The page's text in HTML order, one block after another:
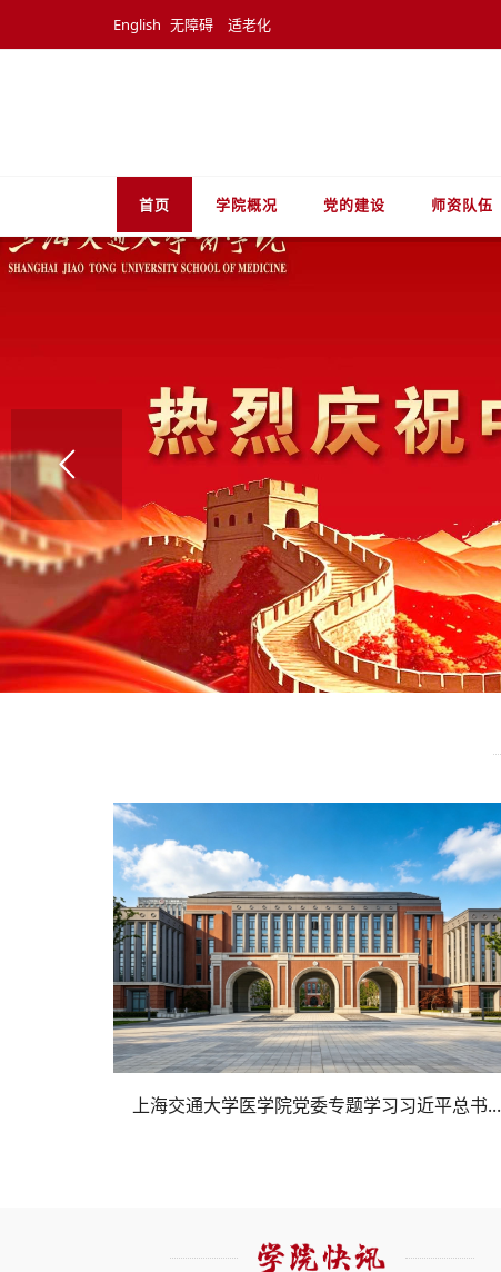
English 无障碍 适老化
首页 学院概况 党的建设 师资队伍
上海交通大学医学院党委专题学习习近平总书...
医学院党委常委会传达学习习近平总书记在加...
医学院陆绍永获评“申教名匠”培育对象